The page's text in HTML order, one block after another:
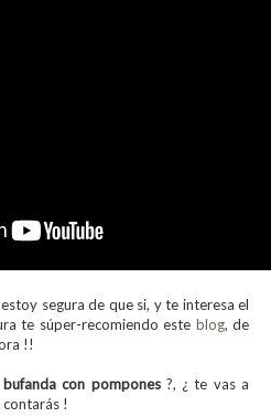
segura de que si, y te interesa el
te súper-recomiendo este blog, de
!!
bufanda con pompones?, ¿ te vas a
contarás !